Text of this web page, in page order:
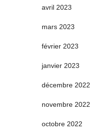
avril 2023
mars 2023
février 2023
janvier 2023
décembre 2022
novembre 2022
octobre 2022